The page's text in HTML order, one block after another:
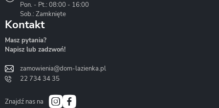
Liveno
Bath&Spa
Pon. - Pt.: 08:00 - 16:00
Sob.: Zamknięte
Kontakt
Masz pytania?
Napisz lub zadzwoń!
zamowienia@dom-lazienka.pl
22 734 34 35
Znajdź nas na